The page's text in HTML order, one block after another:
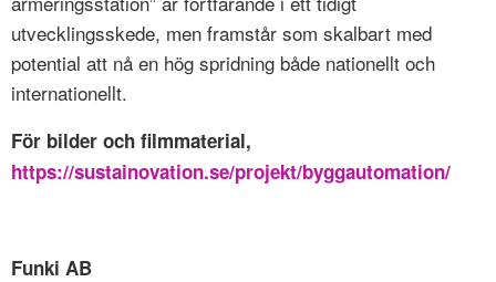
utvecklingsskede, men framstår som skalbart med
potential att nå en hög spridning både nationellt och
internationellt.
För bilder och filmmaterial,
https://sustainovation.se/projekt/byggautomation/
Funki AB